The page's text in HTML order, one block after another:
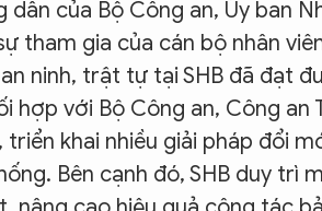
của Bộ Công an, Ủy ban
tham gia của cán bộ nhân
ninh, trật tự tại SHB đã đạt
hợp với Bộ Công an, Công an
khai nhiều giải pháp đổi
Bên cạnh đó, SHB duy trì